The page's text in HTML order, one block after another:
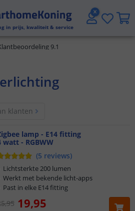
in prijs, kwaliteit & service
vanaf € 20,- NL en BE
Klantbeoordeling 9.1
klanten
lamp - E14 fitting
watt - RGBWW
(5 reviews)
,95 19,95
Lichtsterkte 200 lumen
Werkt met bekende licht-apps
Past in elke E14 fitting